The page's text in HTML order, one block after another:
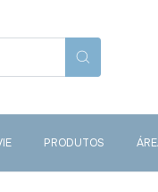
PRODUTOS